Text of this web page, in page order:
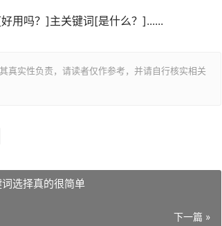
用吗？]主关键词[是什么？]......
真实性负责，请读者仅作参考，并请自行核实相关
选择真的很简单
下一篇 »